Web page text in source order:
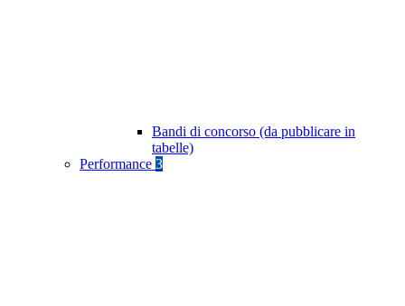
Bandi di concorso (da pubblicare in
tabelle)
Performance 3